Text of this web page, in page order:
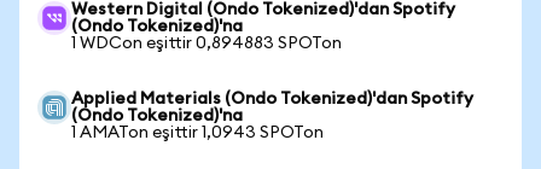
Western Digital (Ondo Tokenized)'dan Spotify
(Ondo Tokenized)'na
1 WDCon eşittir 0,894883 SPOTon
Applied Materials (Ondo Tokenized)'dan Spotify
(Ondo Tokenized)'na
1 AMATon eşittir 1,0943 SPOTon